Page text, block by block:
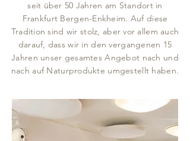
seit über 50 Jahren am Standort in
Frankfurt Bergen-Enkheim. Auf diese
Tradition sind wir stolz, aber vor allem auch
darauf, dass wir in den vergangenen 15
Jahren unser gesamtes Angebot nach und
nach auf Naturprodukte umgestellt haben.